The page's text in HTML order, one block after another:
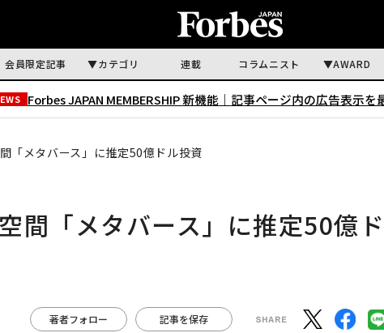
会員限定記事 カテゴリ 連載 コラムニスト AWARD
Forbes JAPAN MEMBERSHIP 新機能｜ 記事ページ内の広告表示を
「メタバース」に推定50億ドル投資
間「メタバース」に推定50億ド
著者フォロー 記事を保存